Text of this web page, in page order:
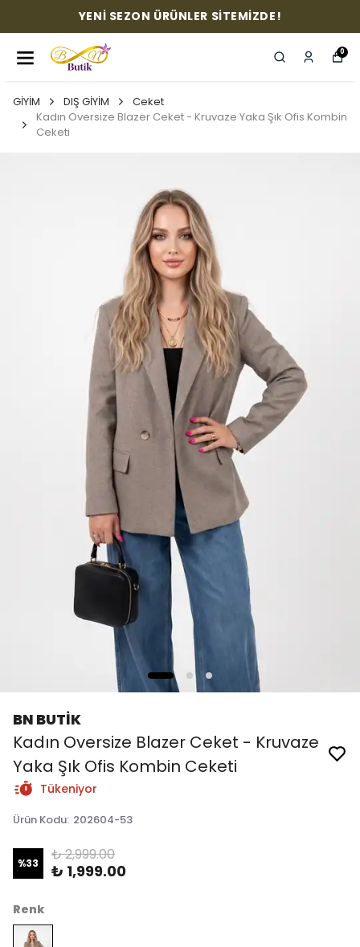
YENİ SEZON ÜRÜNLER SİTEMİZDE!
0
GİYİM DIŞ GİYİM
Ceket
Kadın Oversize Blazer Ceket - Kruvaze Yaka Şık Ofis Kombin
Ceketi
BN BUTİK
Kadın Oversize Blazer Ceket - Kruvaze
Yaka Şık Ofis Kombin Ceketi
Tükeniyor
Ürün Kodu: 202604-53
%33 ₺ 2,999.00
₺ 1,999.00
Renk